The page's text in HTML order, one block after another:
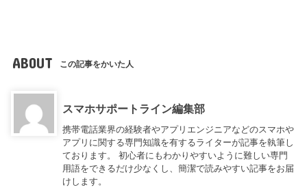
ABOUT この記事をかいた人
スマホサポートライン編集部
携帯電話業界の経験者やアプリエンジニアなどのスマホや
アプリに関する専門知識を有するライターが記事を執筆し
ております。 初心者にもわかりやすいように難しい専門
用語をできるだけ少なくし、簡潔で読みやすい記事をお届
けします。